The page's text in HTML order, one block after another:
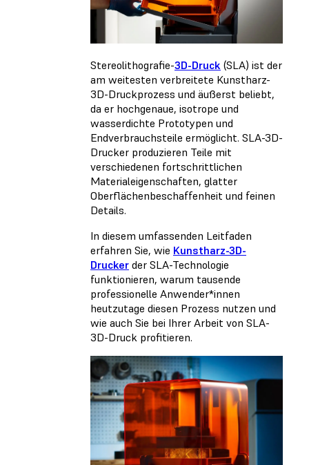
Stereolithografie-3D-Druck (SLA) ist der
am weitesten verbreitete Kunstharz-
3D-Druckprozess und äußerst beliebt,
da er hochgenaue, isotrope und
wasserdichte Prototypen und
Endverbrauchsteile ermöglicht. SLA-3D-
Drucker produzieren Teile mit
verschiedenen fortschrittlichen
Materialeigenschaften, glatter
Oberflächenbeschaffenheit und feinen
Details.
In diesem umfassenden Leitfaden
erfahren Sie, wie Kunstharz-3D-
Drucker der SLA-Technologie
funktionieren, warum tausende
professionelle Anwender*innen
heutzutage diesen Prozess nutzen und
wie auch Sie bei Ihrer Arbeit von SLA-
3D-Druck profitieren.